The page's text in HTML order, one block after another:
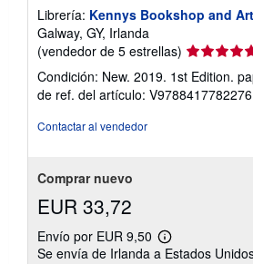
Librería: Kennys Bookshop and
Galway, GY, Irlanda
(vendedor de 5 estrellas) Calificación
del
vendedor:
5
Condición: New. 2019. 1st Edition.
de ref. del artículo: V9788417782276
Contactar al vendedor
Comprar nuevo
EUR 33,72
Envío por EUR 9,50
Más
información
Se envía de Irlanda a Estados